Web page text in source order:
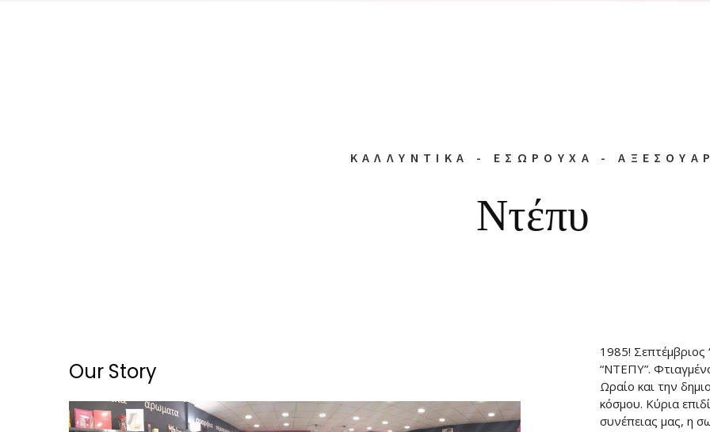
ΚΑΛΛΥΝΤΙΚΑ - ΕΣΩΡΟΥΧΑ -
Ντέπυ
Our Story
1985! Σεπτέμβριος
“ΝΤΕΠΥ”.
Ωραίο και την
κόσμου. Κύρια
συνέπειας μας, η